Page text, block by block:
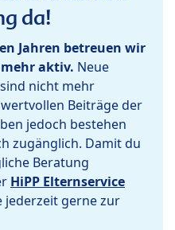
da!
Jahren betreuen wir
aktiv. Neue
nicht mehr
Beiträge der
jedoch bestehen
zugänglich. Damit du
Beratung
HiPP Elternservice
jederzeit gerne zur